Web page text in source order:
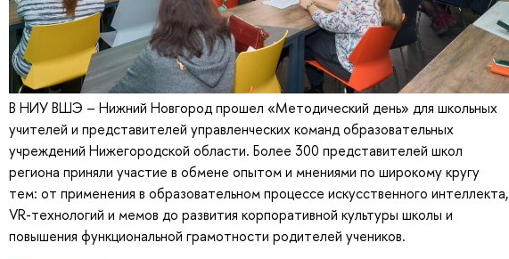
В НИУ ВШЭ – Нижний Новгород прошел «Методический день» для школьных
учителей и представителей управленческих команд образовательных
учреждений Нижегородской области. Более 300 представителей школ
региона приняли участие в обмене опытом и мнениями по широкому кругу
тем: от применения в образовательном процессе искусственного интеллекта,
VR-технологий и мемов до развития корпоративной культуры школы и
повышения функциональной грамотности родителей учеников.